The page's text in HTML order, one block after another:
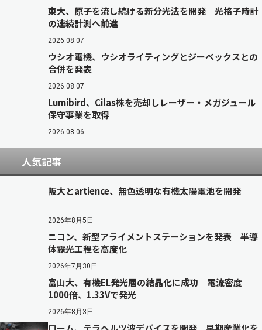
東大、原子を流し続ける新分光法を開発 光格子時計
の連続計測へ前進
2026.08.07
ウシオ電機、ウシオライティングとジーベックスとの
合併を発表
2026.08.07
Lumibird、Cilas株を売却しレーザー・メガジュール
保守事業を取得
2026.08.06
人気記事
阪大とartience、無色透明な有機太陽電池を開発
2026年8月5日
ニコン、新型アライメントステーションを発表 半導
体露光工程を高度化
2026年7月30日
富山大、有機EL発光層の結晶化に成功 電流密度
1000倍、1.33Vで発光
2026年8月3日